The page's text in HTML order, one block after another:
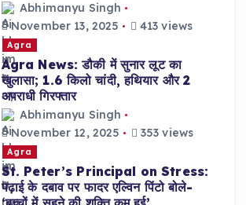
Abhimanyu Singh
November 13, 2025
413 views
Agra
Agra News: डौकी में सुनार लूट का
खुलासा; 1.6 किलो चांदी, हथियार और 2
अपराधी गिरफ्तार
Abhimanyu Singh
November 12, 2025
353 views
Agra
St. Peter’s Principal on Stress:
पढ़ाई के दबाव पर फादर एल्विन पिंटो बोले-